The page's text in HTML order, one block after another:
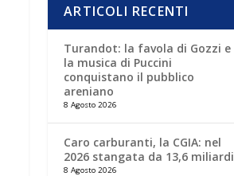
ARTICOLI RECENTI
Turandot: la favola di Gozzi e
la musica di Puccini
conquistano il pubblico
areniano
8 Agosto 2026
Caro carburanti, la CGIA: nel
2026 stangata da 13,6 miliardi
8 Agosto 2026